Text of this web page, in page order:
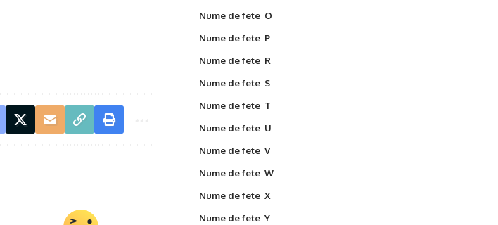
Nume de fete O
Nume de fete P
Nume de fete R
Nume de fete S
Nume de fete T
Nume de fete U
Nume de fete V
Nume de fete W
Nume de fete X
Nume de fete Y